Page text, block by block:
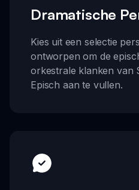
Dramatische
Kies uit een selectie
ontworpen om de
orkestrale klanken van
Episch aan te vullen.